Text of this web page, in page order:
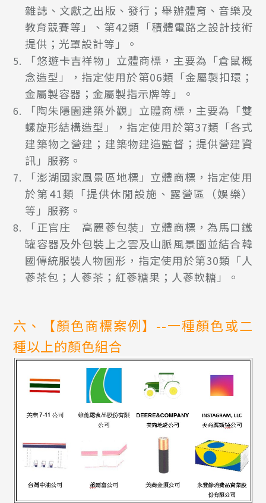
雜誌、文獻之出版、發行；舉辦體育、音樂及
教育競賽等」、第42類「積體電路之設計技術
提供；光罩設計等」。
「悠遊卡吉祥物」立體商標，主要為「倉鼠概
念造型」，指定使用於第06類「金屬製扣環；
金屬製容器；金屬製指示牌等」。
「陶朱隱園建築外觀」立體商標，主要為「雙
螺旋形結構造型」，指定使用於第37類「各式
建築物之營建；建築物建造監督；提供營建資
訊」服務。
「澎湖國家風景區地標」立體商標，指定使用
於第41類「提供休閒設施、露營區（娛樂）
等」服務。
「正官庄 高麗蔘包裝」立體商標，為馬口鐵
罐容器及外包裝上之雲及山脈風景圖並結合韓
國傳統服裝人物圖形，指定使用於第30類「人
蔘茶包；人蔘茶；紅蔘糖果；人蔘軟糖」。
六、【顏色商標案例】--一種顏色或二
種以上的顏色組合